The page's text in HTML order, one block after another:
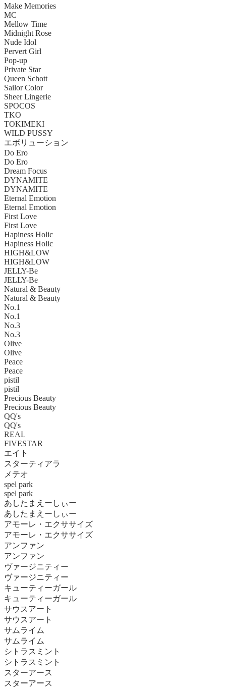
Make Memories
MC
Mellow Time
Midnight Rose
Nude Idol
Pervert Girl
Pop-up
Private Star
Queen Schott
Sailor Color
Sheer Lingerie
SPOCOS
TKO
TOKIMEKI
WILD PUSSY
エボリューション
Do Ero
Do Ero
Dream Focus
DYNAMITE
DYNAMITE
Eternal Emotion
Eternal Emotion
First Love
First Love
Hapiness Holic
Hapiness Holic
HIGH&LOW
HIGH&LOW
JELLY-Be
JELLY-Be
Natural & Beauty
Natural & Beauty
No.1
No.1
No.3
No.3
Olive
Olive
Peace
Peace
pistil
pistil
Precious Beauty
Precious Beauty
QQ's
QQ's
REAL
FIVESTAR
エイト
スターティアラ
メテオ
spel park
spel park
あしたまえーしぃー
あしたまえーしぃー
アモーレ・エクササイズ
アモーレ・エクササイズ
アンファン
アンファン
ヴァージニティー
ヴァージニティー
キューティーガール
キューティーガール
サウスアート
サウスアート
サムライム
サムライム
シトラスミント
シトラスミント
スターアース
スターアース